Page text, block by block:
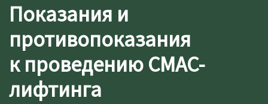
Показания и
противопоказания
к проведению СМАС-
лифтинга